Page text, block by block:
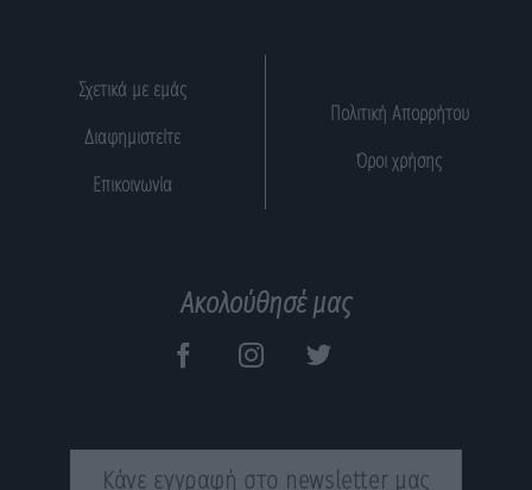
Σχετικά με εμάς
Διαφημιστείτε
Επικοινωνία
Πολιτική Απορρήτου
Όροι χρήσης
Ακολούθησέ μας
Κάνε εγγραφή στο newsletter μας